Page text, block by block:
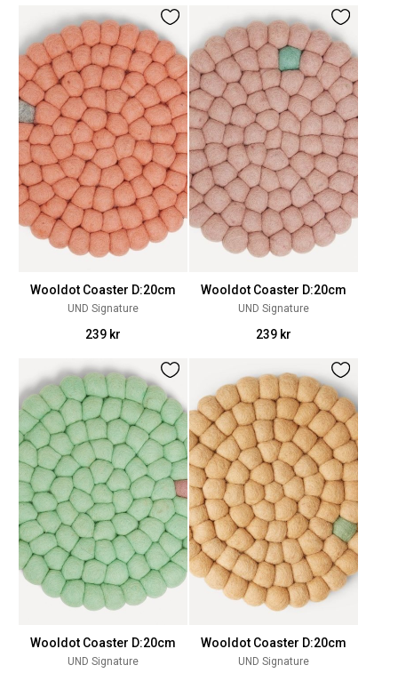
Wooldot Coaster D:20cm
UND Signature
239 kr
Wooldot Coaster D:20cm
UND Signature
239 kr
Wooldot Coaster D:20cm
UND Signature
Wooldot Coaster D:20cm
UND Signature